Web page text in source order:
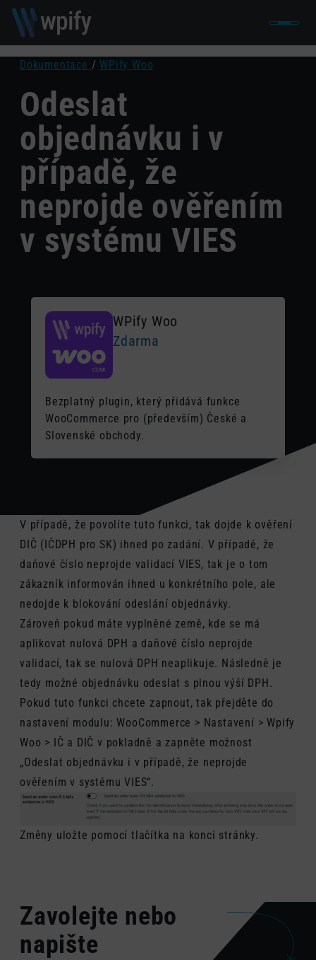
Dokumentace / WPify Woo
Odeslat
objednávku i v
případě, že
neprojde ověřením
v systému VIES
WPify Woo
Zdarma
Bezplatný plugin, který přidává funkce
WooCommerce pro (především) České a
Slovenské obchody.
V případě, že povolíte tuto funkci, tak dojde k ověření
DIČ (IČDPH pro SK) ihned po zadání. V případě, že
daňové číslo neprojde validací VIES, tak je o tom
zákazník informován ihned u konkrétního pole, ale
nedojde k blokování odeslání objednávky.
Zároveň pokud máte vyplněné země, kde se má
aplikovat nulová DPH a daňové číslo neprojde
validací, tak se nulová DPH neaplikuje. Následně je
tedy možné objednávku odeslat s plnou výší DPH.
Pokud tuto funkci chcete zapnout, tak přejděte do
nastavení modulu: WooCommerce > Nastavení > Wpify
Woo > IČ a DIČ v pokladně a zapněte možnost
„Odeslat objednávku i v případě, že neprojde
ověřením v systému VIES“.
Změny uložte pomocí tlačítka na konci stránky.
Zavolejte nebo
napište